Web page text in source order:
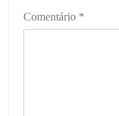
Comentário *